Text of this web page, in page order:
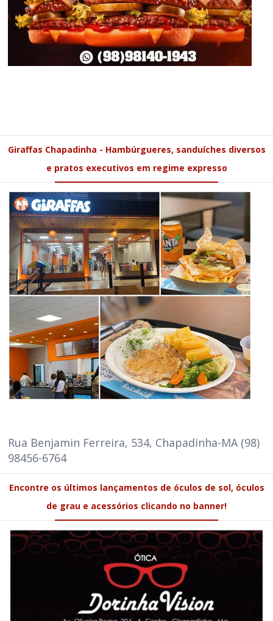
Giraffas Chapadinha - Hambúrgueres, sanduíches diversos
e pratos executivos em regime expresso
Rua Benjamin Ferreira, 534, Chapadinha-MA (98)
98456-6764
Encontre os últimos lançamentos de óculos de sol, óculos
de grau e acessórios clicando no banner!